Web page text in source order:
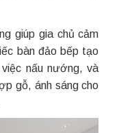
giúp gia chủ cảm
bàn đảo bếp tạo
nấu nướng, và
gỗ, ánh sáng cho